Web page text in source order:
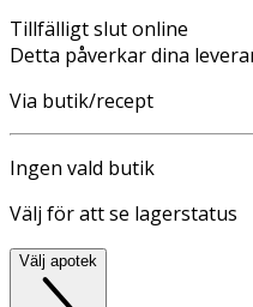
Tillfälligt slut online
Detta påverkar dina
Via butik/recept
Ingen vald butik
Välj för att se lagerstatus
Välj apotek